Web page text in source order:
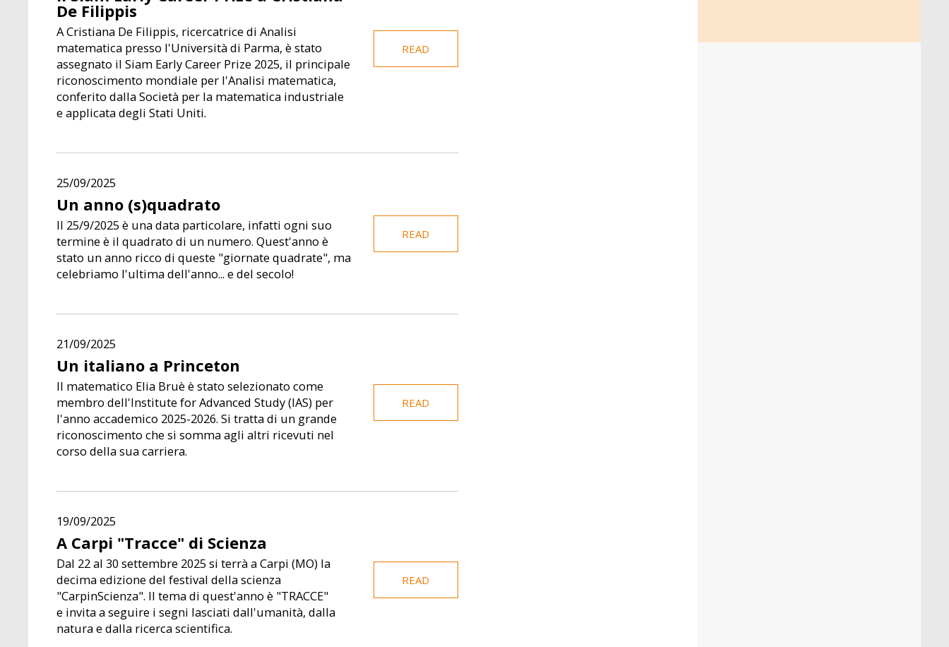
De Filippis
A Cristiana De Filippis, ricercatrice di Analisi
matematica presso l'Università di Parma, è stato
assegnato il Siam Early Career Prize 2025, il principale
riconoscimento mondiale per l'Analisi matematica,
conferito dalla Società per la matematica industriale
e applicata degli Stati Uniti.
READ
25/09/2025
Un anno (s)quadrato
Il 25/9/2025 è una data particolare, infatti ogni suo
termine è il quadrato di un numero. Quest'anno è
stato un anno ricco di queste "giornate quadrate", ma
celebriamo l'ultima dell'anno... e del secolo!
READ
21/09/2025
Un italiano a Princeton
Il matematico Elia Bruè è stato selezionato come
membro dell'Institute for Advanced Study (IAS) per
l'anno accademico 2025-2026. Si tratta di un grande
riconoscimento che si somma agli altri ricevuti nel
corso della sua carriera.
READ
19/09/2025
A Carpi "Tracce" di Scienza
Dal 22 al 30 settembre 2025 si terrà a Carpi (MO) la
decima edizione del festival della scienza
"CarpinScienza". Il tema di quest'anno è "TRACCE"
e invita a seguire i segni lasciati dall'umanità, dalla
natura e dalla ricerca scientifica.
READ